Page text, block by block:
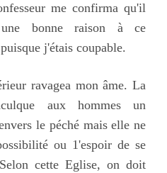
me confirma qu'il
une bonne raison à ce
j'étais coupable.
ravagea mon âme. La
aux hommes un
le péché mais elle ne
ou 1'espoir de se
cette Eglise, on doit